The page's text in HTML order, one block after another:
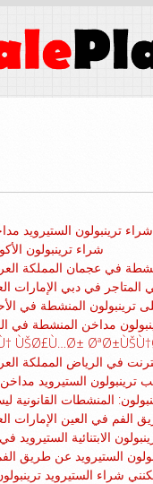
شراء ترينبولون الستيرويد
شراء ترينبولون
في عجمان المملكة
المتاجر في دبي الإمارات
ترينبولون المنشطة في
مداخن المنشطة في
ÙŠØ£Ù…Ø±
في الرياض المملكة
الستيرويد
المنشطات القانونية
في العين الإمارات
الابتنائية الستيرويد
الستيرويد عن طريق
شراء الستيرويد